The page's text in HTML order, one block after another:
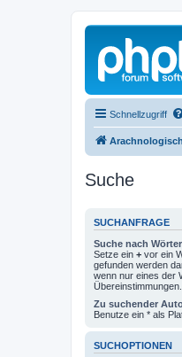
Schnellzugriff
Suche
SUCHANFRAGE
Suche nach
Setze ein + vor ein
gefunden werden
wenn nur eines der
Übereinstimmungen.
Zu suchender
Benutze ein * als
SUCHOPTIONEN